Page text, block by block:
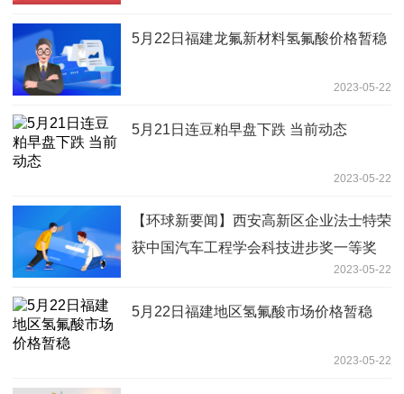
5月22日福建龙氟新材料氢氟酸价格暂稳
2023-05-22
5月21日连豆粕早盘下跌 当前动态
2023-05-22
【环球新要闻】西安高新区企业法士特荣
获中国汽车工程学会科技进步奖一等奖
2023-05-22
5月22日福建地区氢氟酸市场价格暂稳
2023-05-22